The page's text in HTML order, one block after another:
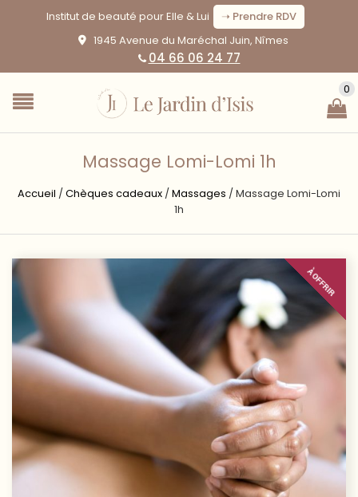
Institut de beauté pour Elle & Lui
➝ Prendre RDV
1945 Avenue du Maréchal Juin, Nîmes
04 66 06 24 77
0
Massage Lomi-Lomi 1h
Accueil /Chèques cadeaux /Massages /Massage Lomi-Lomi
1h
À OFFRIR